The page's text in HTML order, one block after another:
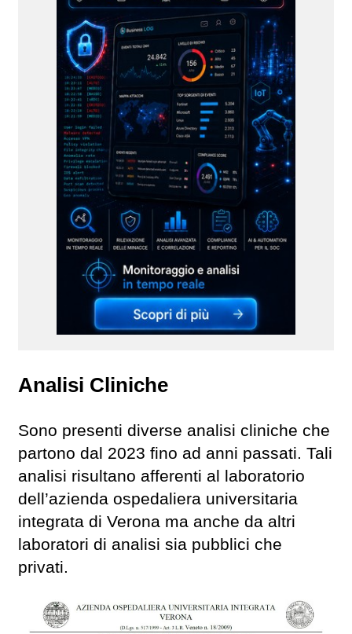
Analisi Cliniche
Sono presenti diverse analisi cliniche che
partono dal 2023 fino ad anni passati. Tali
analisi risultano afferenti al laboratorio
dell’azienda ospedaliera universitaria
integrata di Verona ma anche da altri
laboratori di analisi sia pubblici che
privati.